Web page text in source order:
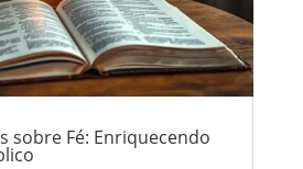
sobre Fé: Enriquecendo